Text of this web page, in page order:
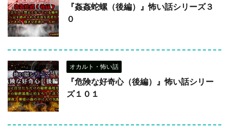
『姦姦蛇螺（後編）』怖い話シリーズ３
０
オカルト・怖い話
『危険な好奇心（後編）』怖い話シリー
ズ１０１